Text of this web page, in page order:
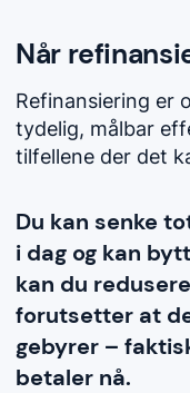
Når
Refinansiering er
tydelig, målbar
tilfellene der det
Du kan senke
i dag og kan
kan du
forutsetter at
gebyrer –
betaler nå.